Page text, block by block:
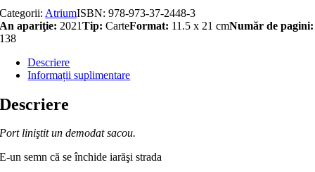
Categorii: AtriumISBN:978-973-37-2448-3
An apariţie: 2021Tip: CarteFormat: 11.5 x 21 cmNumăr de pagini:
138
Descriere
Informații suplimentare
Descriere
Port liniştit un demodat sacou.
E-un semn că se închide iarăşi strada